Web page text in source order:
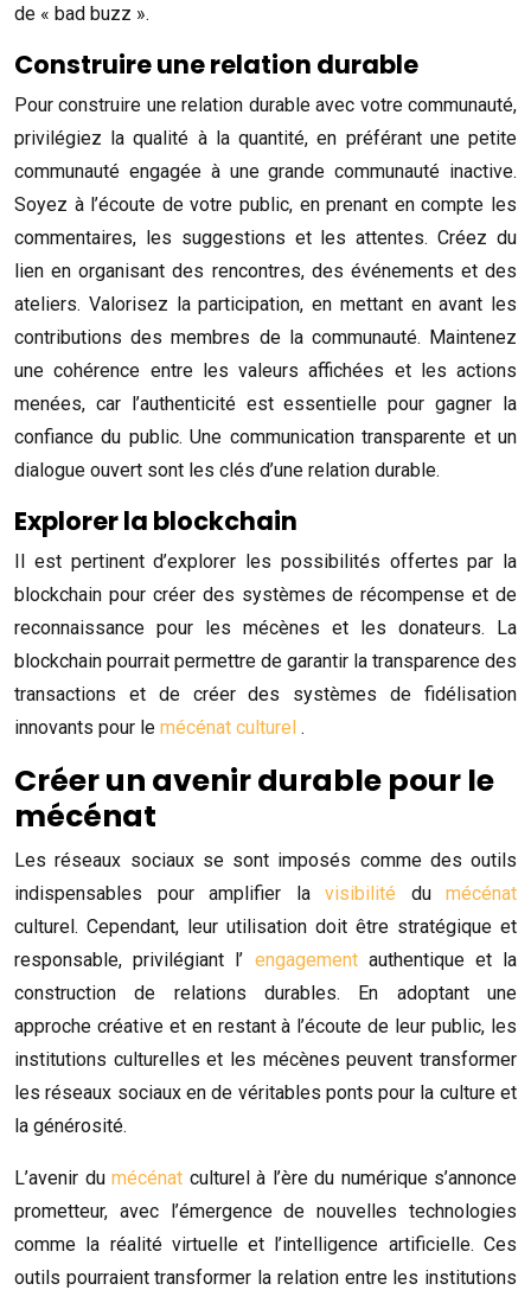
de « bad buzz ».
Construire une relation durable
Pour construire une relation durable avec votre communauté,
privilégiez la qualité à la quantité, en préférant une petite
communauté engagée à une grande communauté inactive.
Soyez à l’écoute de votre public, en prenant en compte les
commentaires, les suggestions et les attentes. Créez du
lien en organisant des rencontres, des événements et des
ateliers. Valorisez la participation, en mettant en avant les
contributions des membres de la communauté. Maintenez
une cohérence entre les valeurs affichées et les actions
menées, car l’authenticité est essentielle pour gagner la
confiance du public. Une communication transparente et un
dialogue ouvert sont les clés d’une relation durable.
Explorer la blockchain
Il est pertinent d’explorer les possibilités offertes par la
blockchain pour créer des systèmes de récompense et de
reconnaissance pour les mécènes et les donateurs. La
blockchain pourrait permettre de garantir la transparence des
transactions et de créer des systèmes de fidélisation
innovants pour le mécénat culturel .
Créer un avenir durable pour le
mécénat
Les réseaux sociaux se sont imposés comme des outils
indispensables pour amplifier la visibilité du mécénat
culturel. Cependant, leur utilisation doit être stratégique et
responsable, privilégiant l’ engagement authentique et la
construction de relations durables. En adoptant une
approche créative et en restant à l’écoute de leur public, les
institutions culturelles et les mécènes peuvent transformer
les réseaux sociaux en de véritables ponts pour la culture et
la générosité.
L’avenir du mécénat culturel à l’ère du numérique s’annonce
prometteur, avec l’émergence de nouvelles technologies
comme la réalité virtuelle et l’intelligence artificielle. Ces
outils pourraient transformer la relation entre les institutions